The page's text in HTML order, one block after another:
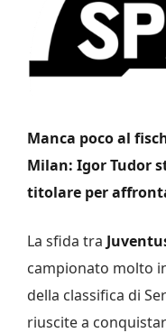
Manca poco al
Milan: Igor Tudor
titolare per
La sfida tra
campionato molto
della classifica di
riuscite a